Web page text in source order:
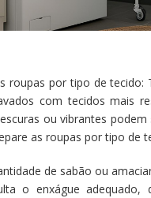
roupas por tipo de
com tecidos mais
ou vibrantes
as roupas por tipo de
de sabão ou
o enxágue